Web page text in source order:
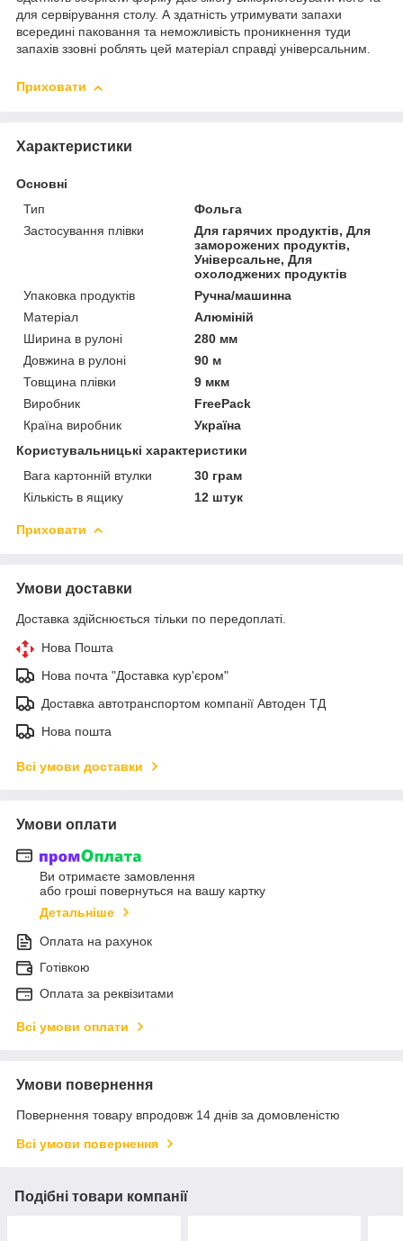
для сервірування столу. А здатність утримувати запахи
всередині паковання та неможливість проникнення туди
запахів ззовні роблять цей матеріал справді універсальним.
Приховати
Характеристики
Основні
Тип
Фольга
Застосування плівки
Для гарячих продуктів, Для
заморожених продуктів,
Універсальне, Для
охолоджених продуктів
Упаковка продуктів
Ручна/машинна
Матеріал
Алюміній
Ширина в рулоні
280 мм
Довжина в рулоні
90 м
Товщина плівки
9 мкм
Виробник
FreePack
Країна виробник
Україна
Користувальницькі характеристики
Вага картонній втулки
30 грам
Кількість в ящику
12 штук
Приховати
Умови доставки
Доставка здійснюється тільки по передоплаті.
Нова Пошта
Нова почта "Доставка кур'єром"
Доставка автотранспортом компанії Автоден ТД
Нова пошта
Всі умови доставки
Умови оплати
Ви отримаєте замовлення
або гроші повернуться на вашу картку
Детальніше
Оплата на рахунок
Готівкою
Оплата за реквізитами
Всі умови оплати
Умови повернення
Повернення товару впродовж 14 днів за домовленістю
Всі умови повернення
Подібні товари компанії